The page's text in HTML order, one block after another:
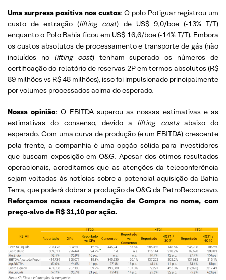
Uma surpresa positiva nos custos: O polo Potiguar registrou um
custo de extração (lifting cost) de US$ 9,0/boe (-13% T/T)
enquanto o Polo Bahia ficou em US$ 16,6/boe (-14% T/T). Embora
os custos absolutos de processamento e transporte de gás (não
incluídos no lifting cost) tenham superado os números de
certificação do relatório de reservas 2P em termos absolutos (R$
89 milhões vs R$ 48 milhões), isso foi impulsionado principalmente
por volumes processados acima do esperado.
Nossa opinião: O EBITDA superou as nossas estimativas e as
estimativas do consenso, devido a lifting costsabaixo do
esperado. Com uma curva de produção (e um EBITDA) crescente
pela frente, a companhia é uma opção sólida para investidores
que buscam exposição em O&G. Apesar dos ótimos resultados
operacionais, acreditamos que as atenções da teleconferência
sejam voltadas às notícias sobre a potencial aquisição da Bahia
Terra, que poderádobrar a produção de O&G da PetroReconcavo.
Reforçamos nossa recomendação de Compra no nome, com
preço-alvo de R$ 31,10 por ação.